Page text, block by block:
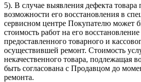
5). В случае выявления дефекта товара
возможности его восстановления в
сервисном центре Покупателю может
стоимость работ на его восстановление
предоставленного товарного и
осуществившей ремонт. Стоимость
некачественного товара, подлежащая
быть согласована с Продавцом до
ремонта.